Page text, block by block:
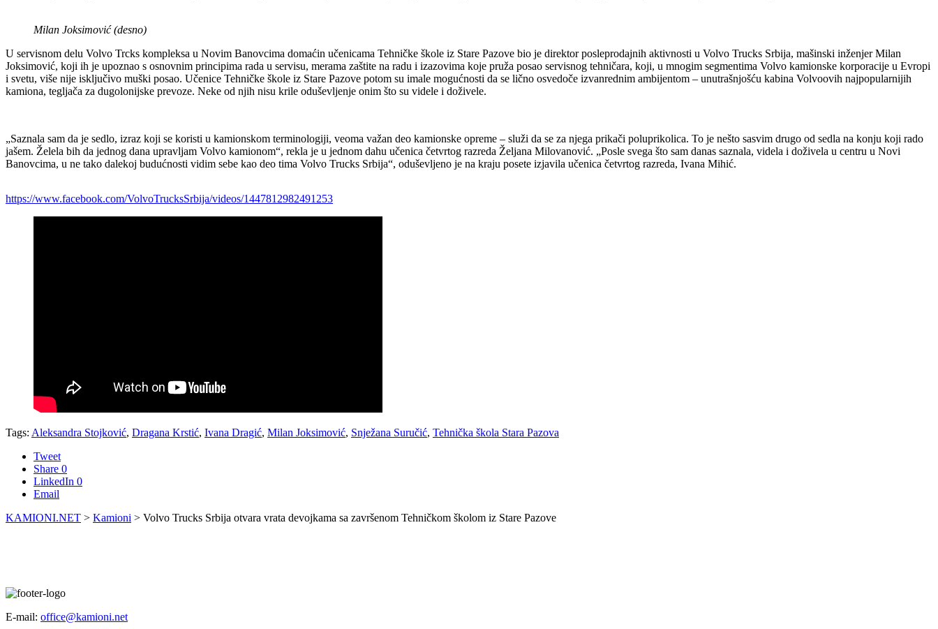
Milan Joksimović (desno)
U servisnom delu Volvo Trcks kompleksa u Novim Banovcima domaćin učenicama Tehničke škole iz Stare Pazove bio je direktor posleprodajnih aktivnosti u Volvo Trucks Srbija, mašinski inženjer Milan
Joksimović, koji ih je upoznao s osnovnim principima rada u servisu, merama zaštite na radu i izazovima koje pruža posao servisnog tehničara, koji, u mnogim segmentima Volvo kamionske korporacije u Evropi
i svetu, više nije isključivo muški posao. Učenice Tehničke škole iz Stare Pazove potom su imale mogućnosti da se lično osvedoče izvanrednim ambijentom – unutrašnjošću kabina Volvoovih najpopularnijih
kamiona, tegljača za dugolonijske prevoze. Neke od njih nisu krile oduševljenje onim što su videle i doživele.
„Saznala sam da je sedlo, izraz koji se koristi u kamionskom terminologiji, veoma važan deo kamionske opreme – služi da se za njega prikači poluprikolica. To je nešto sasvim drugo od sedla na konju koji rado
jašem. Želela bih da jednog dana upravljam Volvo kamionom“, rekla je u jednom dahu učenica četvrtog razreda Željana Milovanović. „Posle svega što sam danas saznala, videla i doživela u centru u Novi
Banovcima, u ne tako dalekoj budućnosti vidim sebe kao deo tima Volvo Trucks Srbija“, oduševljeno je na kraju posete izjavila učenica četvrtog razreda, Ivana Mihić.
https://www.facebook.com/VolvoTrucksSrbija/videos/1447812982491253
Tags: Aleksandra Stojković, Dragana Krstić, Ivana Dragić, Milan Joksimović, Snježana Suručić, Tehnička škola Stara Pazova
Tweet
Share 0
LinkedIn 0
Email
KAMIONI.NET > Kamioni > Volvo Trucks Srbija otvara vrata devojkama sa završenom Tehničkom školom iz Stare Pazove
E-mail: office@kamioni.net